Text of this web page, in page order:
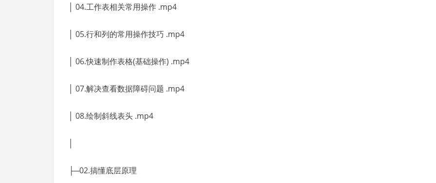
│ 04.工作表相关常用操作 .mp4
│ 05.行和列的常用操作技巧 .mp4
│ 06.快速制作表格(基础操作) .mp4
│ 07.解决查看数据障碍问题 .mp4
│ 08.绘制斜线表头 .mp4
├─02.搞懂底层原理